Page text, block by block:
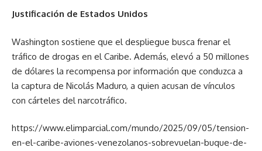
Justificación de Estados Unidos
Washington sostiene que el despliegue busca frenar el
tráfico de drogas en el Caribe. Además, elevó a 50 millones
de dólares la recompensa por información que conduzca a
la captura de Nicolás Maduro, a quien acusan de vínculos
con cárteles del narcotráfico.
https://www.elimparcial.com/mundo/2025/09/05/tension-
en-el-caribe-aviones-venezolanos-sobrevuelan-buque-de-